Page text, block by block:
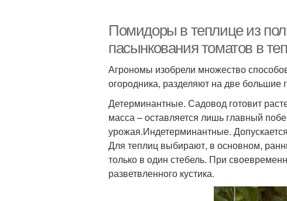
Помидоры в теплице из
пасынкования томатов в
Агрономы изобрели множество
огородника, разделяют на две большие
Детерминантные. Садовод готовит
масса – оставляется лишь главный
урожая.Индетерминантные.
Для теплиц выбирают, в основном,
только в один стебель. При
разветвленного кустика.